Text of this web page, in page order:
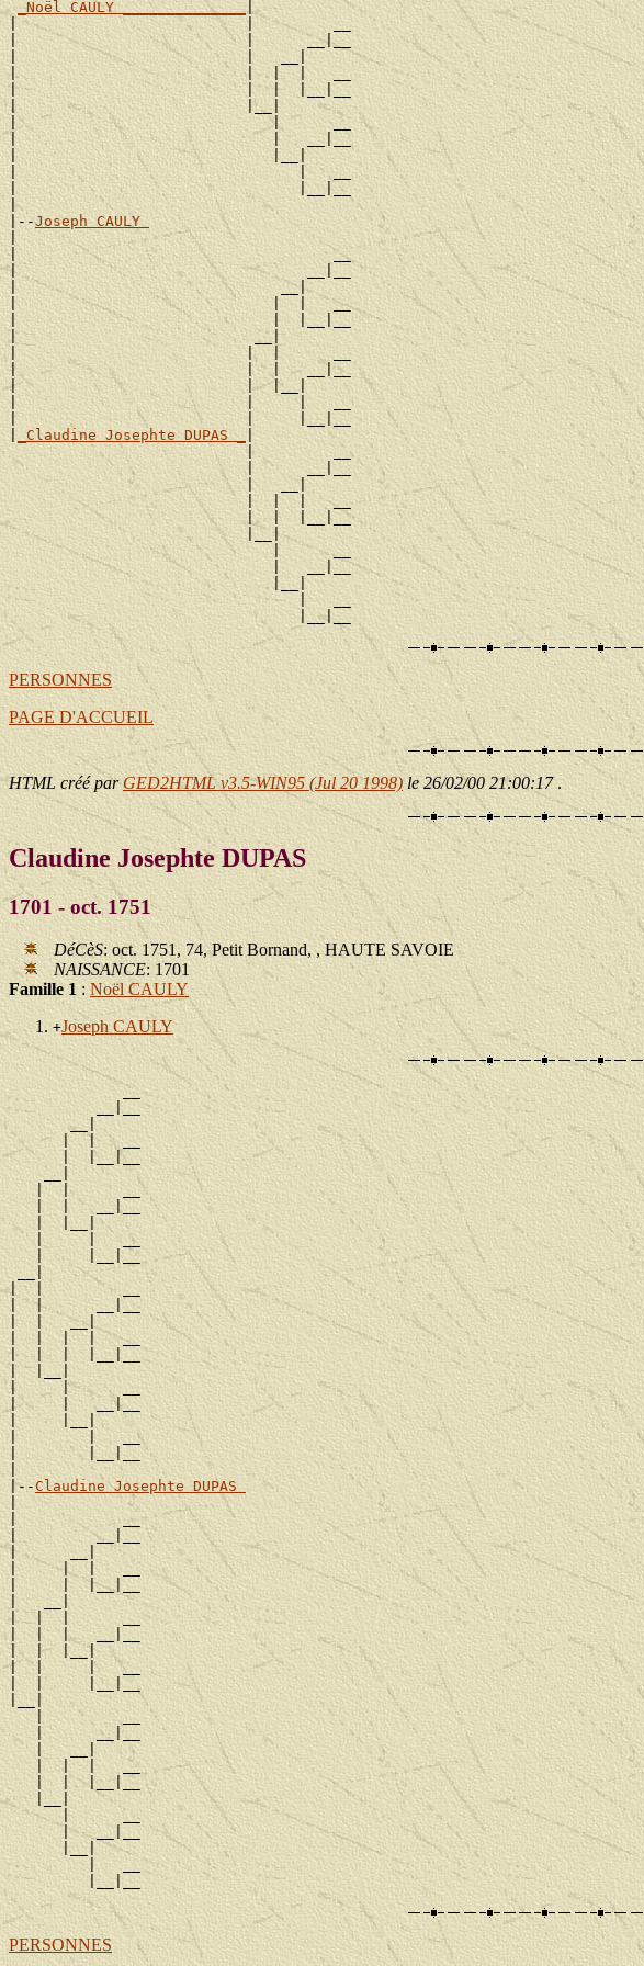
_Noël CAULY ______________ |
|                          |         __
|                          |      __|__
|                          |   __|
|                          |  |  |   __
|                          |  |  |__|__
|                          |__|
|                             |      __
|                             |   __|__
|                             |__|
|                                |   __
|                                |__|__
|
|--Joseph CAULY
|                                    __
|                                 __|__
|                              __|
|                             |  |   __
|                             |  |__|__
|                           __|
|                          |  |      __
|                          |  |   __|__
|                          |  |__|
|                          |     |   __
|                          |     |__|__
|
_Claudine Josephte DUPAS _
                           |         __
                           |      __|__
                           |   __|
                           |  |  |   __
                           |  |  |__|__
                           |__|
                              |      __
                              |   __|__
                              |__|
                                 |   __
PERSONNES
PAGE D'ACCUEIL
HTML créé parGED2HTML v3.5-WIN95 (Jul 20 1998)le 26/02/00 21:00:17 .
Claudine Josephte DUPAS
1701 - oct. 1751
DéCèS: oct. 1751, 74, Petit Bornand, , HAUTE SAVOIE
NAISSANCE: 1701
Famille 1 :Noël CAULY
+Joseph CAULY
             __
          __|__
       __|
      |  |   __
      |  |__|__
    __|
   |  |      __
   |  |   __|__
   |  |__|
   |     |   __
   |     |__|__
__|
|  |         __
|  |      __|__
|  |   __|
|  |  |  |   __
|  |  |  |__|__
|  |__|
|     |      __
|     |   __|__
|     |__|
|        |   __
|        |__|__
|--Claudine Josephte DUPAS
|            __
|         __|__
|      __|
|     |  |   __
|     |  |__|__
|   __|
|  |  |      __
|  |  |   __|__
|  |  |__|
|  |     |   __
|  |     |__|__
|__|
   |         __
   |      __|__
   |   __|
   |  |  |   __
   |  |  |__|__
   |__|
      |      __
      |   __|__
      |__|
         |   __
PERSONNES